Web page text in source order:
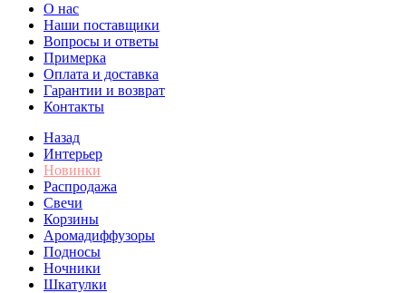
О нас
Наши поставщики
Вопросы и ответы
Примерка
Оплата и доставка
Гарантии и возврат
Контакты
Назад
Интерьер
Новинки
Распродажа
Свечи
Корзины
Аромадиффузоры
Подносы
Ночники
Шкатулки